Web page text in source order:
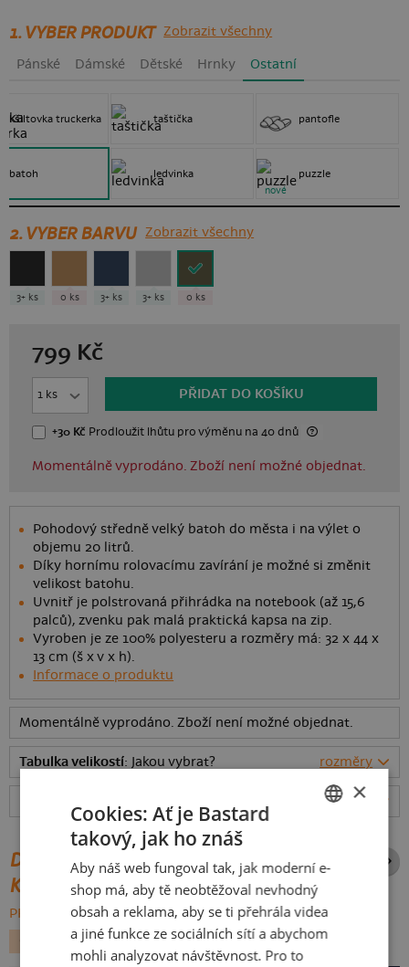
1. VYBER PRODUKT Zobrazit všechny
Pánské Dámské Dětské Hrnky Ostatní
kšiltovka truckerka
batoh
taštička
ledvinka
pantofle
puzzle
nové
2. VYBER BARVU Zobrazit všechny
3+ ks 0 ks 3+ ks 3+ ks 0 ks
799 Kč
PŘIDAT DO KOŠÍKU
+30 Kč Prodloužit lhůtupro výměnu na 40 dnů
Momentálně vyprodáno. Zboží není možné objednat.
Pohodový středně velký batoh do města i na výlet o
objemu 20 litrů.
Díky hornímu rolovacímu zavírání je možné si změnit
velikost batohu.
Uvnitř je polstrovaná přihrádka na notebook (až 15,6
palců), zvenku pak malá praktická kapsa na zip.
Vyroben je ze 100% polyesteru a rozměry má: 32 x 44 x
13 cm (š x v x h).
Informace o produktu
Momentálně vyprodáno. Zboží není možné objednat.
Tabulka velikostí: Jakou vybrat? rozměry
více
DALŠÍ POTISKY ZE STEJNÉ
KATEGORIE
PROCHÁZET VŠE:
FILMY A SERIÁLY SUPERHRDINOVÉ
SLOVAK
×
Cookies: Ať je Bastard
takový, jak ho znáš
Aby náš web fungoval tak, jak moderní e-
shop má, aby tě neobtěžoval nevhodný
obsah a reklama, aby se ti přehrála videa
a jiné funkce ze sociálních sítí a abychom
mohli analyzovat návštěvnost. Pro to